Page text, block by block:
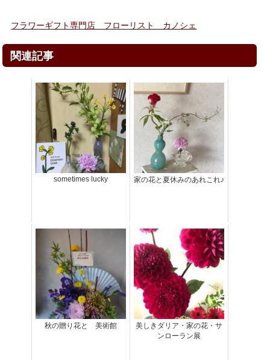
フラワーギフト専門店 フローリスト カノシェ
関連記事
sometimes lucky 家の花と夏休みのあれこれ♪
秋の贈り花と 美術館
美しきダリア・家の花・サ
ンローラン展